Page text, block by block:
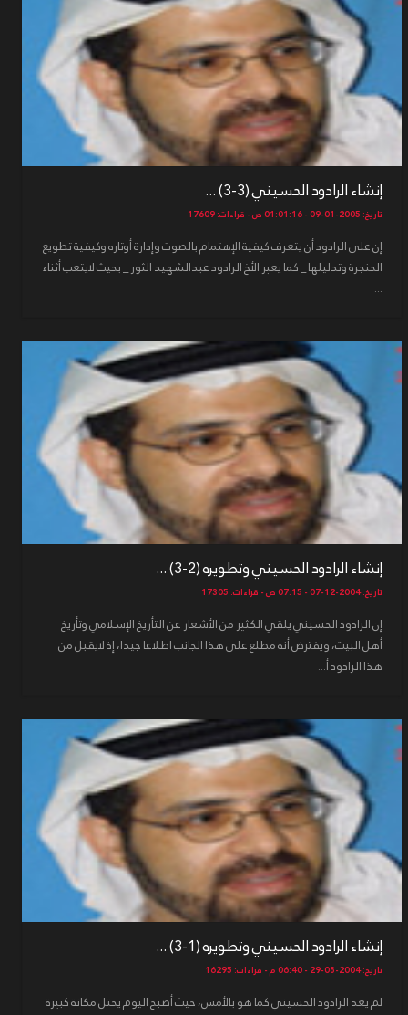
إنشاء الرادود الحسيني (3-3) ...
تاريخ: 2005-01-09 - 01:01:16 ص - قراءات: 17609
إن على الرادود أن يتعرف كيفية الإهتمام بالصوت وإدارة أوتاره وكيفية تطويع
الحنجرة وتدليلها _ كما يعبر الأخ الرادود عبدالشهيد الثور _ بحيث لايتعب أثناء
...
إنشاء الرادود الحسيني وتطويره (2-3) ...
تاريخ: 2004-12-07 - 07:15 ص - قراءات: 17305
إن الرادود الحسيني يلقي الكثير من الأشعار عن التأريخ الإسلامي وتأريخ
أهل البيت، ويفترض أنه مطلع على هذا الجانب اطلاعا جيدا، إذ لايقبل من
هذا الرادود أ...
إنشاء الرادود الحسيني وتطويره (1-3) ...
تاريخ: 2004-08-29 - 06:40 م - قراءات: 16295
لم يعد الرادود الحسيني كما هو بالأمس، حيث أصبح اليوم يحتل مكانة كبيرة